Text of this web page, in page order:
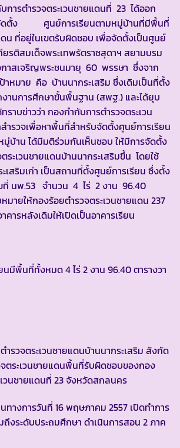
การตำรวจตระเวนชายแดนที่ 23 ได้ออก
ดตั้ง ศูนย์การเรียนตามหมู่บ้านที่มีพื้นที่
น ที่อยู่ในเขตรับผิดชอบ เพื่อจัดตั้งเป็นศูนย์
ยรติสมเด็จพระเทพรัตราชสุดาฯ สยามบรม
กาสเจริญพระชนมายุ 60 พรรษา ซึ่งจาก
าหมาย คือ บ้านนากระเสริม ซึ่งเดิมเป็นที่ตั้ง
านการศึกษาขั้นพื้นฐาน (สพฐ.) และได้ยุบ
ราบข่าวว่า กองกำกับการตำรวจตระเวน
รวจเพื่อหาพื้นที่สำหรับจัดตั้งศูนย์การเรียน
มู่บ้าน ได้มีมติร่วมกันเห็นชอบ ให้มีการจัดตั้ง
ระเวนชายแดนบ้านนากระเสริมขึ้น โดยใช้
เสริมเก่า เป็นสถานที่ตั้งศูนย์การเรียน ซึ่งตั้ง
ที่ นพ.53 จำนวน 4 ไร่ 2 งาน 96.40
มายให้กองร้อยตำรวจตระเวนชายแดน 237
คารหลังเดิมให้เปิดเป็นอาคารเรียน
นที่ทั้งหมด 4 ไร่ 2 งาน 96.40 ตารางวา
จตระเวนชายแดนบ้านนากระเสริม สังกัด
ตระเวนชายแดนพื้นที่รับผิดชอบของกอง
ะเวนชายแดนที่ 23 จังหวัดสกลนคร
การวันที่ 16 พฤษภาคม 2557 เปิดทำการ
งระดับประถมศึกษา ดำเนินการสอน 2 ภาค